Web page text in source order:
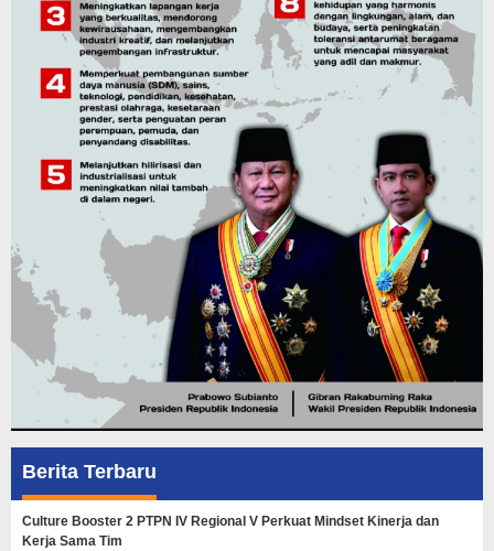
Berita Terbaru
Culture Booster 2 PTPN IV Regional V Perkuat Mindset Kinerja dan
Kerja Sama Tim